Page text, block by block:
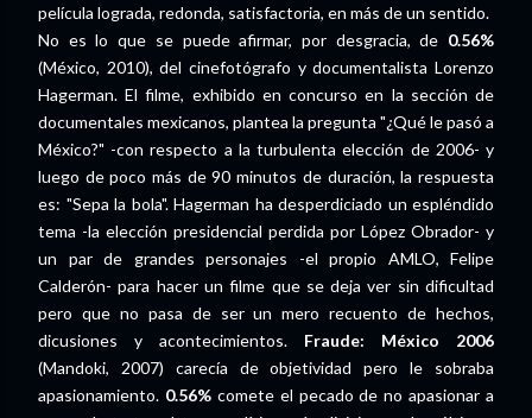
película lograda, redonda, satisfactoria, en más de un sentido.
No es lo que se puede afirmar, por desgracia, de 0.56%
(México, 2010), del cinefotógrafo y documentalista Lorenzo
Hagerman. El filme, exhibido en concurso en la sección de
documentales mexicanos, plantea la pregunta "¿Qué le pasó a
México?" -con respecto a la turbulenta elección de 2006- y
luego de poco más de 90 minutos de duración, la respuesta
es: "Sepa la bola". Hagerman ha desperdiciado un espléndido
tema -la elección presidencial perdida por López Obrador- y
un par de grandes personajes -el propio AMLO, Felipe
Calderón- para hacer un filme que se deja ver sin dificultad
pero que no pasa de ser un mero recuento de hechos,
dicusiones y acontecimientos. Fraude: México 2006
(Mandoki, 2007) carecía de objetividad pero le sobraba
apasionamiento. 0.56%comete el pecado de no apasionar a